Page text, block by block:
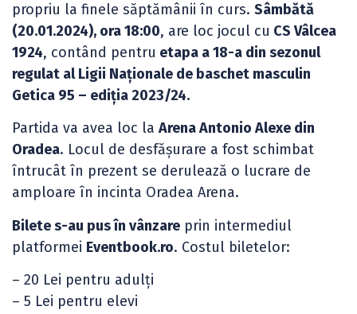
propriu la finele săptămânii în curs. Sâmbătă
(20.01.2024), ora 18:00, are loc jocul cu CS Vâlcea
1924, contând pentru etapa a 18-a din sezonul
regulat al Ligii Naționale de baschet masculin
Getica 95 – ediția 2023/24.
Partida va avea loc la Arena Antonio Alexe din
Oradea. Locul de desfășurare a fost schimbat
întrucât în prezent se derulează o lucrare de
amploare în incinta Oradea Arena.
Bilete s-au pus în vânzare prin intermediul
platformei Eventbook.ro. Costul biletelor:
– 20 Lei pentru adulți
– 5 Lei pentru elevi